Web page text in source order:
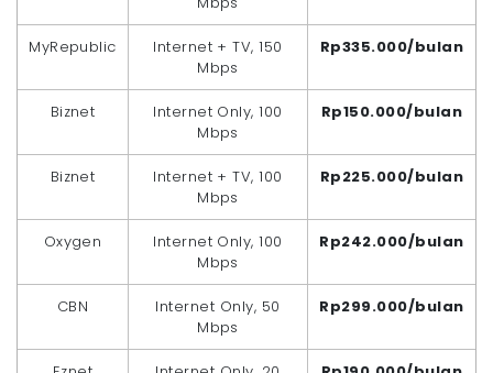
MyRepublic
Internet + TV, 150
Mbps
Rp335.000/bulan
Biznet
Internet Only, 100
Mbps
Rp150.000/bulan
Biznet
Internet + TV, 100
Mbps
Rp225.000/bulan
Oxygen
Internet Only, 100
Mbps
Rp242.000/bulan
CBN
Internet Only, 50
Mbps
Rp299.000/bulan